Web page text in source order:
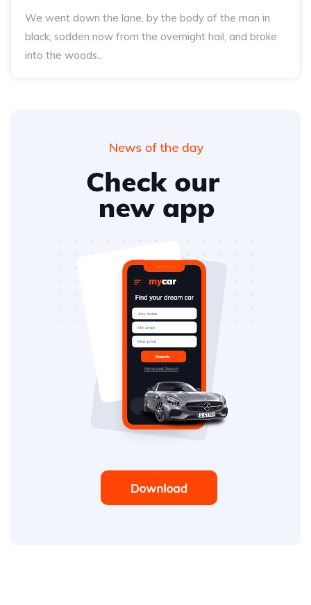
We went down the lane, by the body of the man in
black, sodden now from the overnight hail, and broke
into the woods..